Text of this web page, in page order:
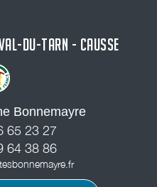
DU-TARN - CAUSSE
Bonnemayre
65 23 27
64 38 86